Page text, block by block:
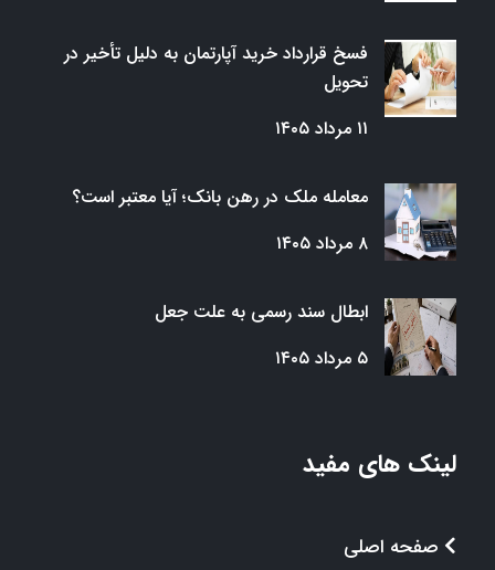
فسخ قرارداد خرید آپارتمان به دلیل تأخیر در
تحویل
۱۱ مرداد ۱۴۰۵
معامله ملک در رهن بانک؛ آیا معتبر است؟
۸ مرداد ۱۴۰۵
ابطال سند رسمی به علت جعل
۵ مرداد ۱۴۰۵
لینک های مفید
صفحه اصلی